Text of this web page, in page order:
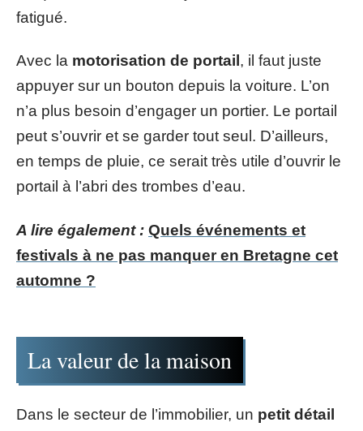
fatigué.
Avec la motorisation de portail , il faut juste
appuyer sur un bouton depuis la voiture. L’on
n’a plus besoin d’engager un portier. Le portail
peut s’ouvrir et se garder tout seul. D’ailleurs,
en temps de pluie, ce serait très utile d’ouvrir le
portail à l’abri des trombes d’eau.
A lire également : Quels événements et
festivals à ne pas manquer en Bretagne cet
automne ?
La valeur de la maison
Dans le secteur de l’immobilier, un petit détail